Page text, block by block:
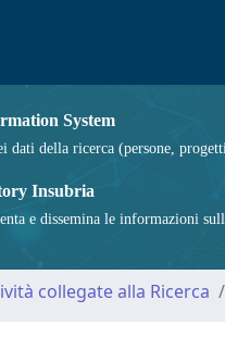
System
dati della ricerca (persone,
Insubria
e dissemina le informazioni
collegate alla Ricerca